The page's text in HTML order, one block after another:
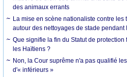
des animaux errants
La mise en scène nationaliste contre
autour des nettoyages de stade
Que signifie la fin du Statut de
les Haïtiens ?
Non, la Cour suprême n'a pas qualifié
d'« inférieurs »